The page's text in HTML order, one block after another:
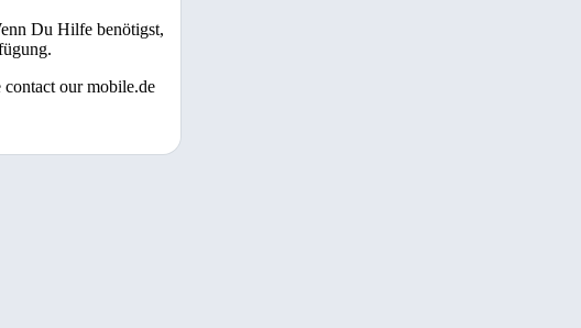
Du Hilfe benötigst,
contact our mobile.de